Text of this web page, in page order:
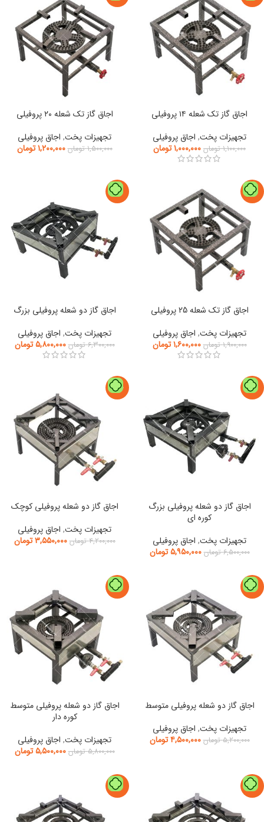
اجاق گاز تک شعله ۱۴ پروفیلی
تجهیزات پخت, اجاق پروفیلی
۱,۱۰۰,۰۰۰ تومان ۱,۰۰۰,۰۰۰تومان
اجاق گاز تک شعله ۲۰ پروفیلی
تجهیزات پخت, اجاق پروفیلی
۱,۵۰۰,۰۰۰ تومان ۱,۲۰۰,۰۰۰ تومان
-16%
اجاق گاز تک شعله 25 پروفیلی
تجهیزات پخت, اجاق پروفیلی
۱,۹۰۰,۰۰۰ تومان ۱,۶۰۰,۰۰۰ تومان
-8%
اجاق گاز دو شعله پروفیلی بزرگ
تجهیزات پخت, اجاق پروفیلی
۶,۳۰۰,۰۰۰ تومان ۵,۸۰۰,۰۰۰ تومان
-8%
اجاق گاز دو شعله پروفیلی بزرگ
کوره ای
تجهیزات پخت, اجاق پروفیلی
۶,۵۰۰,۰۰۰ تومان ۵,۹۵۰,۰۰۰ تومان
-15%
اجاق گاز دو شعله پروفیلی کوچک
تجهیزات پخت, اجاق پروفیلی
۴,۲۰۰,۰۰۰ تومان ۳,۵۵۰,۰۰۰ تومان
-13%
اجاق گاز دو شعله پروفیلی متوسط
تجهیزات پخت, اجاق پروفیلی
۵,۲۰۰,۰۰۰ تومان ۴,۵۰۰,۰۰۰ تومان
-5%
اجاق گاز دو شعله پروفیلی متوسط
کوره دار
تجهیزات پخت, اجاق پروفیلی
۵,۸۰۰,۰۰۰ تومان ۵,۵۰۰,۰۰۰ تومان
-9%
-8%